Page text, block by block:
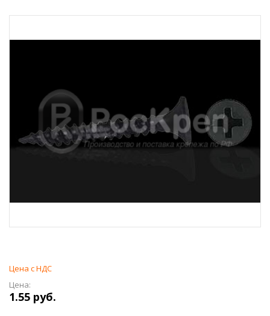
Цена с НДС
Цена:
1.55 руб.